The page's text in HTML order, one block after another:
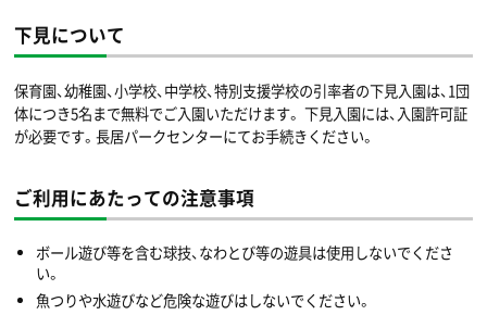
下見について
保育園、幼稚園、小学校、中学校、特別支援学校の引率者の下見入園は、1団
体につき5名まで無料でご入園いただけます。 下見入園には、入園許可証
が必要です。長居パークセンターにてお手続きください。
ご利用にあたっての注意事項
ボール遊び等を含む球技、なわとび等の遊具は使用しないでくださ
い。
魚つりや水遊びなど危険な遊びはしないでください。